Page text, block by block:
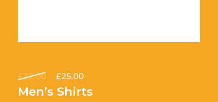
£32.00
El
precio
original
£25.00El
precio
actual
Men’s Shirts